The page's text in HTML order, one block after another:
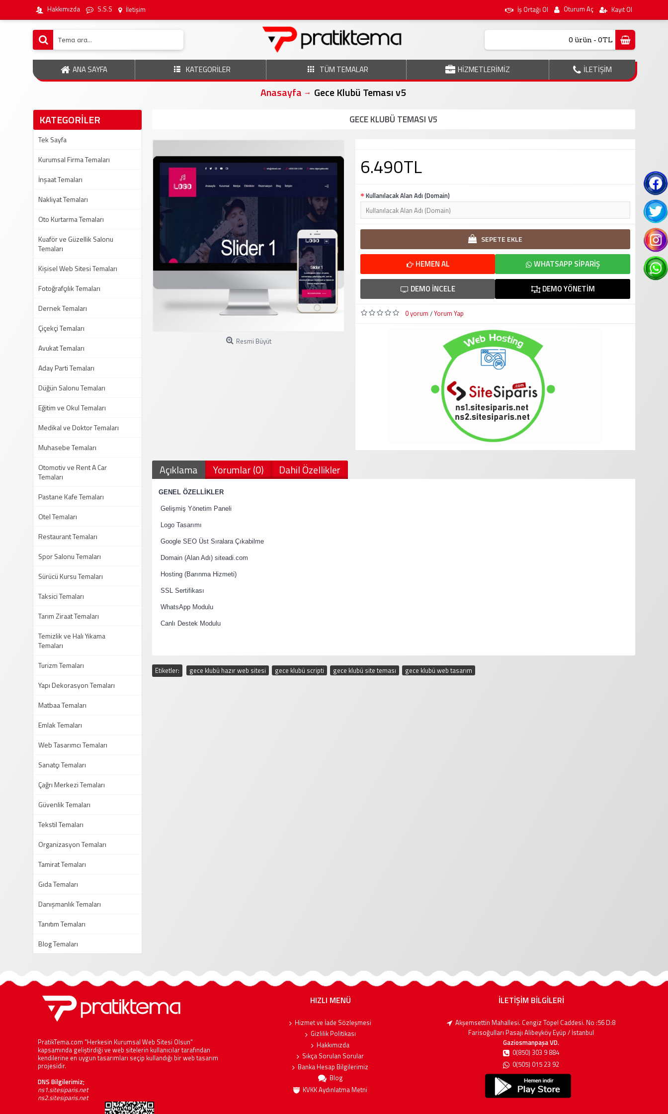
Hakkımızda S.S.S İletişim İş Ortağı Ol Oturum Aç Kayıt Ol
0 ürün - 0TL
ANA SAYFA KATEGORİLER TÜM TEMALAR HİZMETLERİMİZ İLETİŞİM
Anasayfa
Gece Klubü Teması v5
KATEGORİLER
Tek Sayfa
Kurumsal Firma Temaları
İnşaat Temaları
Nakliyat Temaları
Oto Kurtarma Temaları
Kuaför ve Güzellik Salonu
Temaları
Kişisel Web Sitesi Temaları
Fotoğrafçılık Temaları
Dernek Temaları
Çiçekçi Temaları
Avukat Temaları
Aday Parti Temaları
Düğün Salonu Temaları
Eğitim ve Okul Temaları
Medikal ve Doktor Temaları
Muhasebe Temaları
Otomotiv ve Rent A Car
Temaları
Pastane Kafe Temaları
Otel Temaları
Restaurant Temaları
Spor Salonu Temaları
Sürücü Kursu Temaları
Taksici Temaları
Tarım Ziraat Temaları
Temizlik ve Halı Yıkama
Temaları
Turizm Temaları
Yapı Dekorasyon Temaları
Matbaa Temaları
Emlak Temaları
Web Tasarımcı Temaları
Sanatçı Temaları
Çağrı Merkezi Temaları
Güvenlik Temaları
Tekstil Temaları
Organizasyon Temaları
Tamirat Temaları
Gıda Temaları
Danışmanlık Temaları
Tanıtım Temaları
Blog Temaları
GECE KLUBÜ TEMASI V5
Resmi Büyüt
6.490TL
Kullanılacak Alan Adı (Domain)
SEPETE EKLE
HEMEN AL WHATSAPP SIPARIŞ
DEMO İNCELE DEMO YÖNETIM
0 yorum /Yorum Yap
Açıklama Yorumlar (0) Dahil Özellikler
GENEL ÖZELLİKLER
Gelişmiş Yönetim Paneli
Logo Tasarımı
Google SEO Üst Sıralara Çıkabilme
Domain (Alan Adı) siteadi.com
Hosting (Barınma Hizmeti)
SSL Sertifikası
WhatsApp Modulu
Canlı Destek Modulu
Etiketler: gece klubü hazır web sitesi gece klubü scripti gece klubü site teması gece klubü web tasarım
PratikTema.com "Herkesin Kurumsal Web Sitesi Olsun"
kapsamında geliştirdiği ve web sitelerin kullanıcılar tarafından
kendilerine en uygun tasarımları seçip kullandığı bir web tasarım
projesidir.
DNS Bilgilerimiz;
ns1.sitesiparis.net
ns2.sitesiparis.net
HIZLI MENÜ
Hizmet ve İade Sözleşmesi
Gizlilik Politikası
Hakkımızda
Sıkça Sorulan Sorular
Banka Hesap Bilgilerimiz
Blog
KVKK Aydınlatma Metni
İLETİŞİM BİLGİLERİ
Akşemsettin Mahallesi. Cengiz Topel Caddesi. No :56 D:8
Farisoğulları Pasajı Alibeyköy Eyüp / İstanbul
Gaziosmanpaşa VD.
0(850) 303 9 884
0(505) 015 23 92